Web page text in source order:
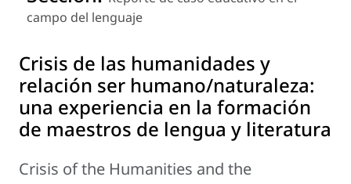
campo del lenguaje
Crisis de las humanidades y
relación ser humano/naturaleza:
una experiencia en la formación
de maestros de lengua y literatura
Crisis of the Humanities and the